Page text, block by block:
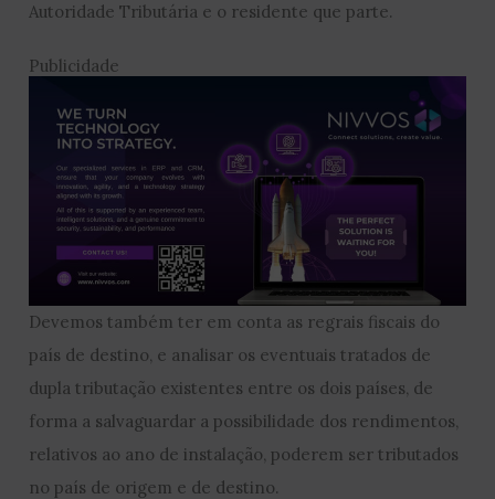
Autoridade Tributária e o residente que parte.
Publicidade
Devemos também ter em conta as regrais fiscais do
país de destino, e analisar os eventuais tratados de
dupla tributação existentes entre os dois países, de
forma a salvaguardar a possibilidade dos rendimentos,
relativos ao ano de instalação, poderem ser tributados
no país de origem e de destino.